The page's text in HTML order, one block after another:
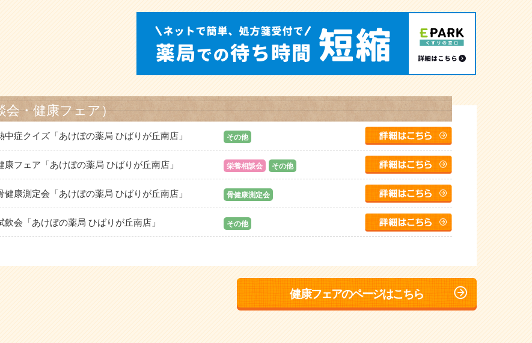
会・健康フェア）
中症クイズ「あけぼの薬局 ひばりが丘南店」 その他
康フェア「あけぼの薬局 ひばりが丘南店」 栄養相談会 その他
健康測定会「あけぼの薬局 ひばりが丘南店」 骨健康測定会
飲会「あけぼの薬局 ひばりが丘南店」 その他
骨健康測定会 栄養相談会
血管年齢測定会 その他
健康フェアのページはこちら